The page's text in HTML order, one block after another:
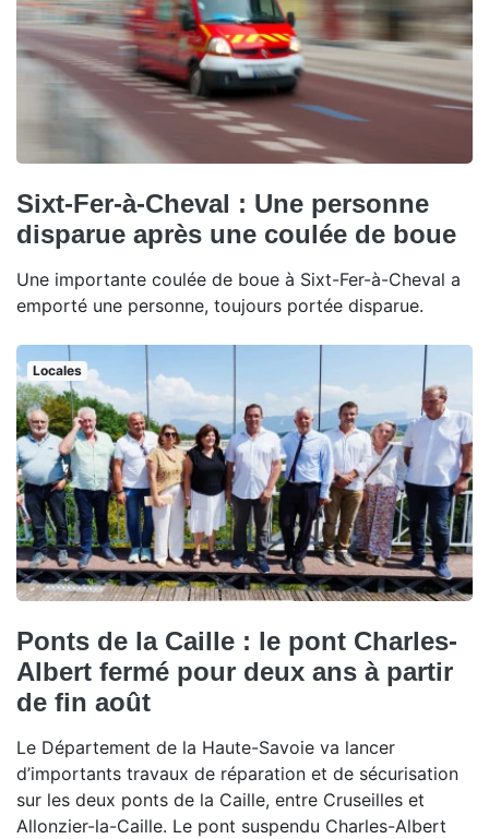
Sixt-Fer-à-Cheval : Une personne
disparue après une coulée de boue
Une importante coulée de boue à Sixt-Fer-à-Cheval a
emporté une personne, toujours portée disparue.
Locales
Ponts de la Caille : le pont Charles-
Albert fermé pour deux ans à partir
de fin août
Le Département de la Haute-Savoie va lancer
d’importants travaux de réparation et de sécurisation
sur les deux ponts de la Caille, entre Cruseilles et
Allonzier-la-Caille. Le pont suspendu Charles-Albert